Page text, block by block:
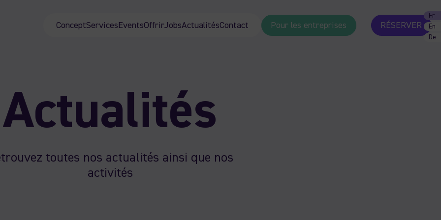
ConceptServices EventsOffrirJobsActualitésContact Pour les entreprises RÉSERVER
Fr
En
De
Actualités
toutes nos actualités ainsi que nos
activités